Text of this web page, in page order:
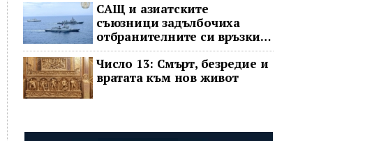
САЩ и азиатските
съюзници задълбочиха
отбранителните си връзки
срещу Китай
Число 13: Смърт, безредие и
вратата към нов живот